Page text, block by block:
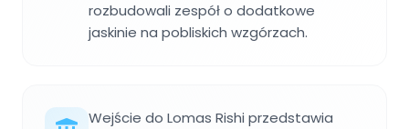
rozbudowali zespół o dodatkowe
jaskinie na pobliskich wzgórzach.
Wejście do Lomas Rishi przedstawia